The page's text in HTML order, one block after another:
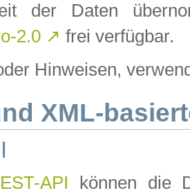
der Daten
2.0 ↗ frei verfügbar.
Hinweisen,
XML-
API können die